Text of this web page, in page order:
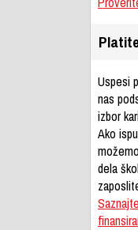
Uspesi
nas
izbor
Ako
dela